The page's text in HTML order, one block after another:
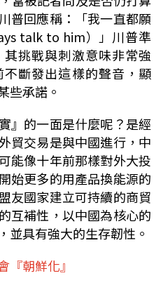
普回應稱：「我一直都願
talk to him）」川普準
挑戰與刺激意味非常強
斷發出這樣的聲音，顯
些承諾。
』的一面是什麼呢？是經
貿交易是與中國進行，中
能像十年前那樣對外大投
始更多的用產品換能源的
友國家建立可持續的商貿
互補性，以中國為核心的
並具有強大的生存韌性。
『朝鮮化』